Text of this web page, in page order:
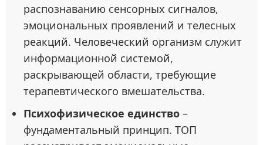
распознаванию сенсорных сигналов,
эмоциональных проявлений и телесных
реакций. Человеческий организм служит
информационной системой,
раскрывающей области, требующие
терапевтического вмешательства.
Психофизическое единство –
фундаментальный принцип. ТОП